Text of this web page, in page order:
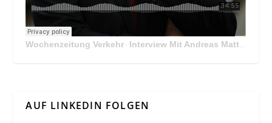
Wochenzeitung Verkehr · Interview Mit Andreas Matthä, CEO der ÖBB Holding
AUF LINKEDIN FOLGEN